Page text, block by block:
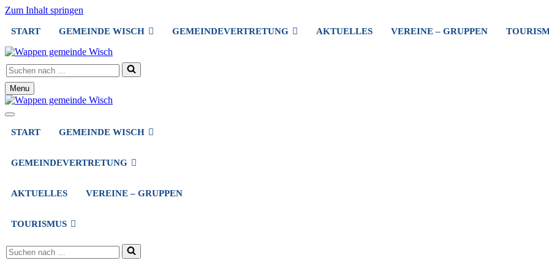
Zum Inhalt springen
START GEMEINDE WISCH GEMEINDEVERTRETUNG AKTUELLES VEREINE – GRUPPEN
Suchen
nach …
Menu
Navigationsmenü
Navigationsmenü
START GEMEINDE WISCH
GEMEINDEVERTRETUNG
AKTUELLES VEREINE – GRUPPEN
TOURISMUS
Suchen
nach …